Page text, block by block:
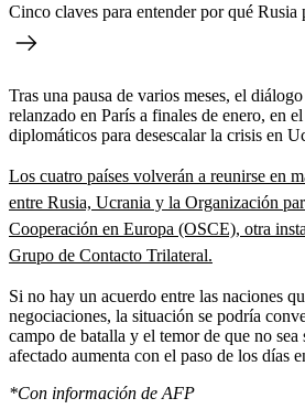
Cinco claves para entender por qué
Tras una pausa de varios meses, el
relanzado en París a finales de enero, en
diplomáticos para desescalar la crisis en
Los cuatro países volverán a reunirse en
entre Rusia, Ucrania y la Organización
Cooperación en Europa (OSCE), otra
Grupo de Contacto Trilateral.
Si no hay un acuerdo entre las naciones
negociaciones, la situación se podría
campo de batalla y el temor de que no
afectado aumenta con el paso de los días
*Con información de AFP